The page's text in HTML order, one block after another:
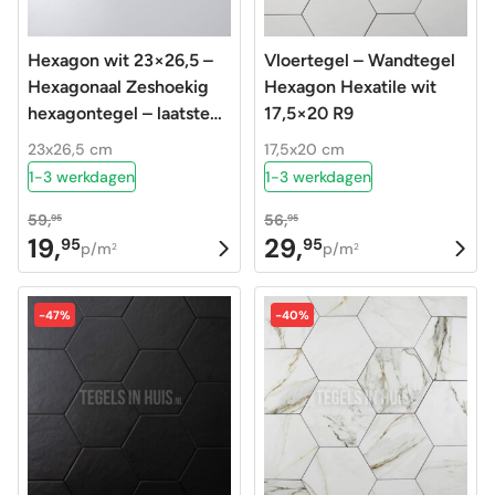
Hexagon wit 23×26,5 –
Hexagonaal Zeshoekig
hexagontegel – laatste
kans OP=OP
23x26,5 cm
1-3 werkdagen
59,95
Oorspronkelijke
prijs
was:
59,95.
19,95
Huidige
prijs
is:
19,95.
p/m2
Vloertegel – Wandtegel
Hexagon Hexatile wit
17,5×20 R9
17,5x20 cm
1-3 werkdagen
56,95
Oorspronkelijke
prijs
was:
56,95.
29,95
Huidige
prijs
is:
29,95.
p/m2
-47% -40%